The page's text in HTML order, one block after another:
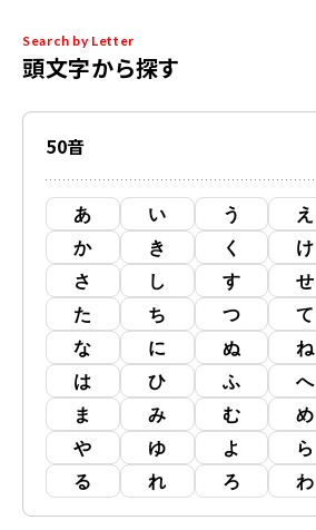
Search by Letter
頭文字から探す
50音
あ い う え
か
き く け
さ
し す せ
た
ち つ て
な
に ぬ ね
は
ひ ふ へ
ま
み む め
や
ゆ よ ら
る
れ ろ わ